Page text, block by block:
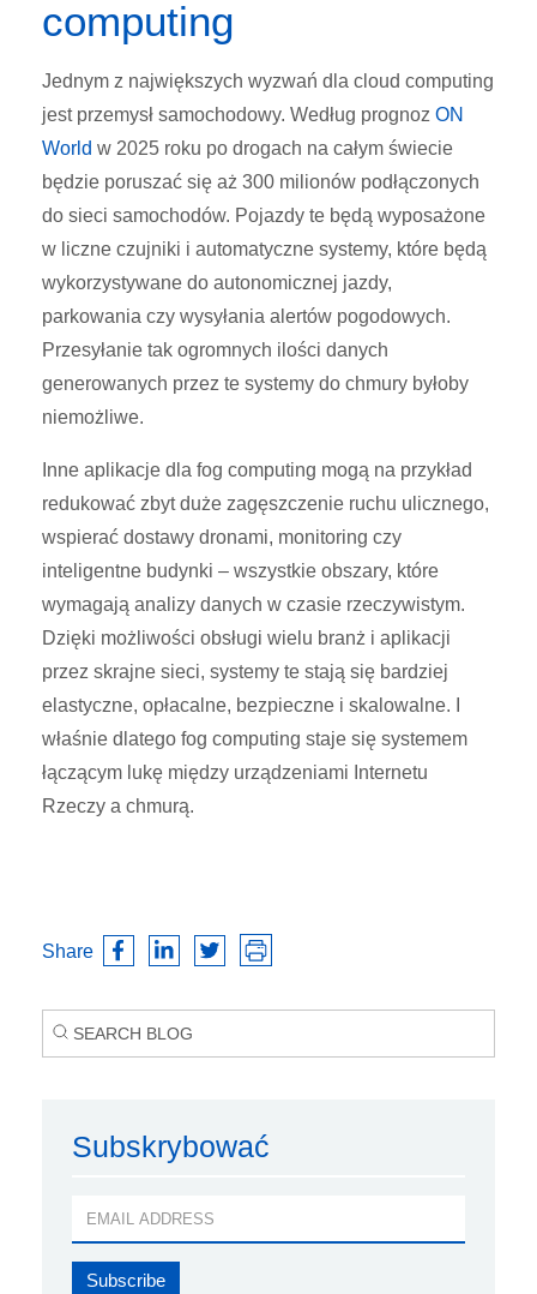
computing
Jednym z największych wyzwań dla cloud computing
jest przemysł samochodowy. Według prognoz ON
World w 2025 roku po drogach na całym świecie
będzie poruszać się aż 300 milionów podłączonych
do sieci samochodów. Pojazdy te będą wyposażone
w liczne czujniki i automatyczne systemy, które będą
wykorzystywane do autonomicznej jazdy,
parkowania czy wysyłania alertów pogodowych.
Przesyłanie tak ogromnych ilości danych
generowanych przez te systemy do chmury byłoby
niemożliwe.
Inne aplikacje dla fog computing mogą na przykład
redukować zbyt duże zagęszczenie ruchu ulicznego,
wspierać dostawy dronami, monitoring czy
inteligentne budynki – wszystkie obszary, które
wymagają analizy danych w czasie rzeczywistym.
Dzięki możliwości obsługi wielu branż i aplikacji
przez skrajne sieci, systemy te stają się bardziej
elastyczne, opłacalne, bezpieczne i skalowalne. I
właśnie dlatego fog computing staje się systemem
łączącym lukę między urządzeniami Internetu
Rzeczy a chmurą.
Share
Subskrybować